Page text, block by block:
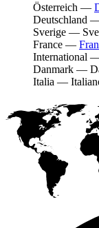
Österreich —
Deutschland
Sverige —
France —
International
Danmark —
Italia —